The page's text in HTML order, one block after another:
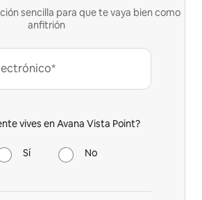
sencilla para que te vaya bien como
anfitrión
vives en Avana Vista Point?
Sí No